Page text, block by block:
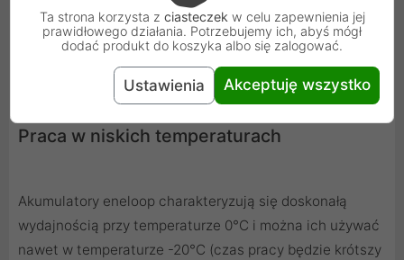
Praca w niskich temperaturach
Akumulatory eneloop charakteryzują się doskonałą
wydajnością przy temperaturze 0°C i można ich używać
nawet w temperaturze -20°C (czas pracy będzie krótszy
Ta strona korzysta z ciasteczek w celu zapewnienia jej
prawidłowego działania. Potrzebujemy ich, abyś mógł
dodać produkt do koszyka albo się zalogować.
Ustawienia Akceptuję wszystko